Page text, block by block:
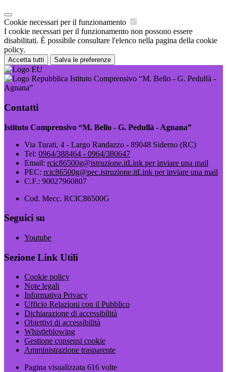
Cookie necessari per il funzionamento
I cookie necessari per il funzionamento non possono essere
disabilitati. È possibile consultare l'elenco nella pagina della cookie
policy.
Accetta tutti Salva le preferenze
Istituto Comprensivo “M. Bello - G. Pedullà -
Agnana”
Contatti
Istituto Comprensivo “M. Bello - G. Pedullà - Agnana”
Via Turati, 4 - Largo Randazzo - 89048 Siderno (RC)
Tel: 0964/388464 - 0964/380647
Email: rcic86500g@istruzione.itLink per inviare una mail
PEC: rcic86500g@pec.istruzione.itLink per inviare una mail
C.F.: 90027960807
Cod. Mecc. RCIC86500G
Seguici su
Youtube
Sezione Link Utili
Cookie policy
Note legali
Informativa Privacy
Ufficio Relazioni con il Pubblico
Dichiarazione di accessibilità
Obiettivi di accessibilità
Whistleblowing
Gestione consensi cookie
Amministrazione trasparente
Pagina visualizzata 616 volte